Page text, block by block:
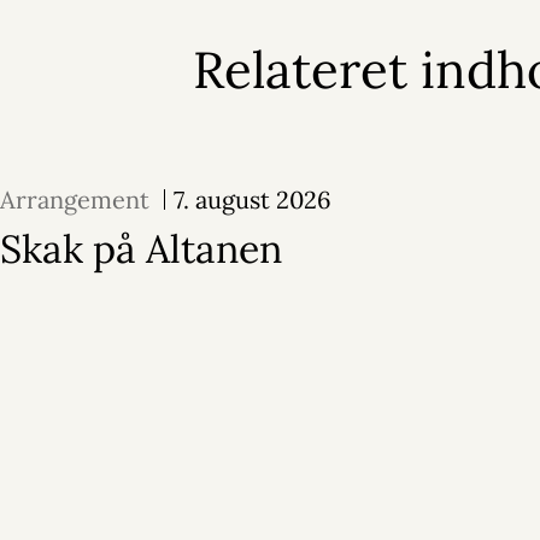
Relateret
Arrangement 7. august 2026
Skak på Altanen